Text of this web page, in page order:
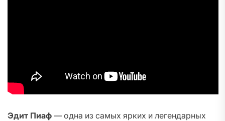
Эдит Пиаф — одна из самых ярких и легендарных